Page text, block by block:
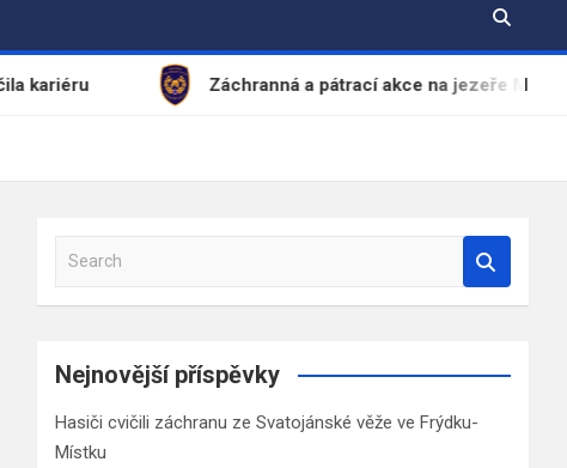
Záchranná a pátrací akce na jezeře Most
a
c
Nejnovější příspěvky
Hasiči cvičili záchranu ze Svatojánské věže ve Frýdku-
Místku